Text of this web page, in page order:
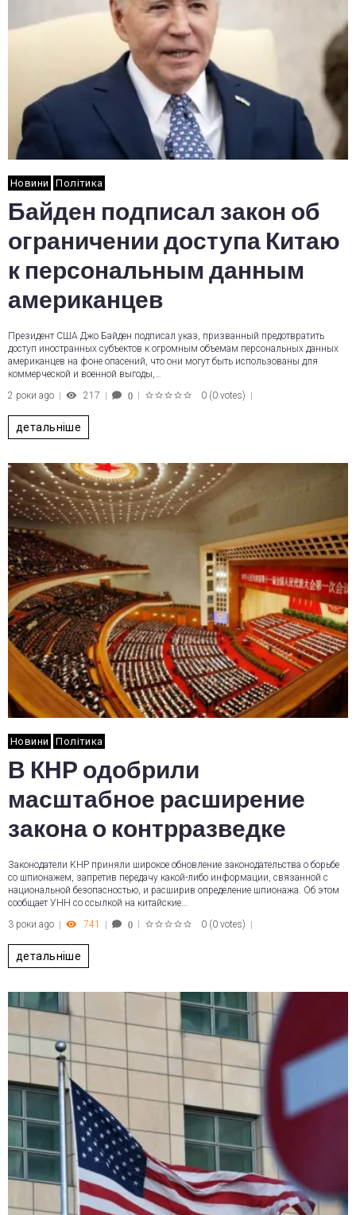
Новини Політика
Байден подписал закон об
ограничении доступа Китаю
к персональным данным
американцев
Президент США Джо Байден подписал указ, призванный предотвратить
доступ иностранных субъектов к огромным объемам персональных данных
американцев на фоне опасений, что они могут быть использованы для
коммерческой и военной выгоды,…
2 роки ago
217 0 0 (0 votes)
детальніше
Новини Політика
В КНР одобрили
масштабное расширение
закона о контрразведке
Законодатели КНР приняли широкое обновление законодательства о борьбе
со шпионажем, запретив передачу какой-либо информации, связанной с
национальной безопасностью, и расширив определение шпионажа. Об этом
сообщает УНН со ссылкой на китайские…
3 роки ago
741 0 0 (0 votes)
детальніше